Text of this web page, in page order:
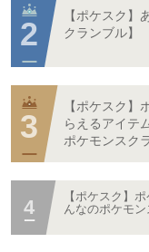
【ポケスク】
クランブル】
【ポケスク】
らえるアイテ
ポケモンスク
【ポケスク】
んなのポケモン